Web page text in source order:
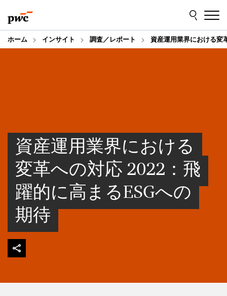
to
content
to
footer
ホーム インサイト 調査／レポート 資産運用業界における変
資産運用業界における
変革への対応 2022：飛
躍的に高まるESGへの
期待